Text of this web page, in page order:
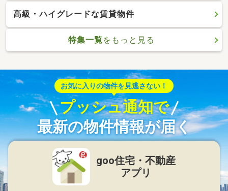
高級・ハイグレードな賃貸物件
特集一覧をもっと見る
お気に入りの物件を見逃さない！
プッシュ通知で
最新の物件情報が届く
goo住宅・不動産
アプリ